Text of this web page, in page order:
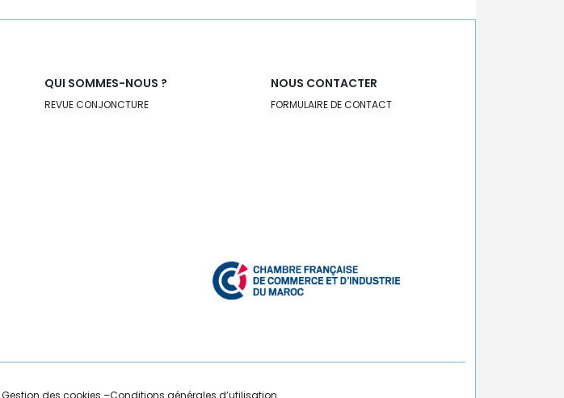
QUI SOMMES-NOUS ?
REVUE CONJONCTURE
NOUS CONTACTER
FORMULAIRE DE CONTACT
Gestion des cookies –Conditions générales d’utilisation